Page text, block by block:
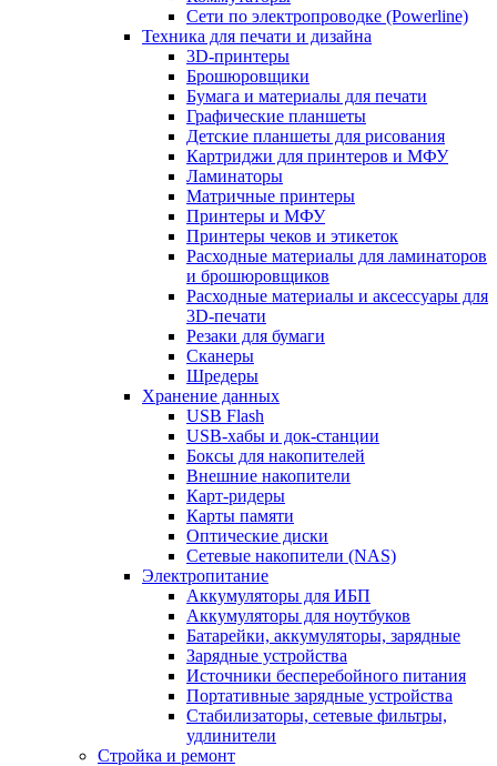
Сети по электропроводке (Powerline)
Техника для печати и дизайна
3D-принтеры
Брошюровщики
Бумага и материалы для печати
Графические планшеты
Детские планшеты для рисования
Картриджи для принтеров и МФУ
Ламинаторы
Матричные принтеры
Принтеры и МФУ
Принтеры чеков и этикеток
Расходные материалы для ламинаторов
и брошюровщиков
Расходные материалы и аксессуары для
3D-печати
Резаки для бумаги
Сканеры
Шредеры
Хранение данных
USB Flash
USB-хабы и док-станции
Боксы для накопителей
Внешние накопители
Карт-ридеры
Карты памяти
Оптические диски
Сетевые накопители (NAS)
Электропитание
Аккумуляторы для ИБП
Аккумуляторы для ноутбуков
Батарейки, аккумуляторы, зарядные
Зарядные устройства
Источники бесперебойного питания
Портативные зарядные устройства
Стабилизаторы, сетевые фильтры,
удлинители
Стройка и ремонт